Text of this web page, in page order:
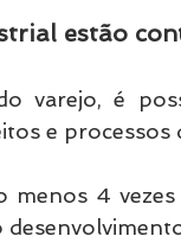
estão
varejo, é
e processos
menos 4